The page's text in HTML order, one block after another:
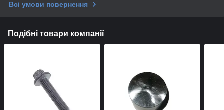
Всі умови повернення
Подібні товари компанії